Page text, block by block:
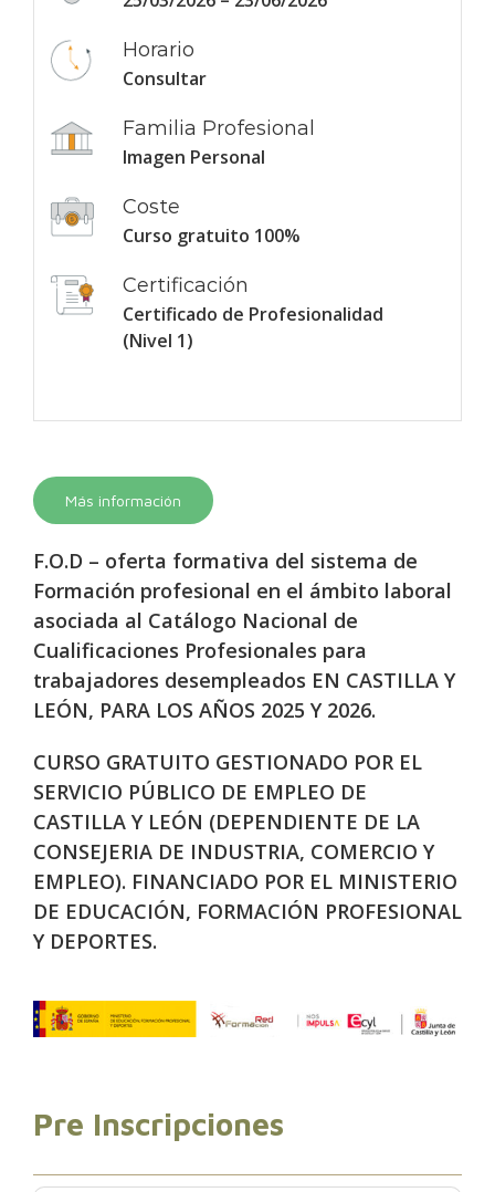
Horario
Consultar
Familia Profesional
Imagen Personal
Coste
Curso gratuito 100%
Certificación
Certificado de Profesionalidad
(Nivel 1)
Más información
F.O.D – oferta formativa del sistema de
Formación profesional en el ámbito laboral
asociada al Catálogo Nacional de
Cualificaciones Profesionales para
trabajadores desempleados EN CASTILLA Y
LEÓN, PARA LOS AÑOS 2025 Y 2026.
CURSO GRATUITO GESTIONADO POR EL
SERVICIO PÚBLICO DE EMPLEO DE
CASTILLA Y LEÓN (DEPENDIENTE DE LA
CONSEJERIA DE INDUSTRIA, COMERCIO Y
EMPLEO). FINANCIADO POR EL MINISTERIO
DE EDUCACIÓN, FORMACIÓN PROFESIONAL
Y DEPORTES.
Pre Inscripciones